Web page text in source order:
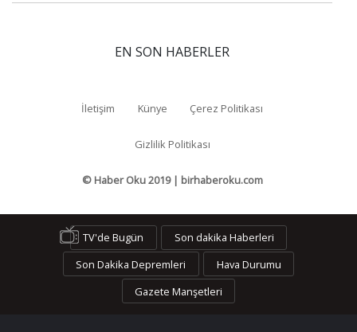
EN SON HABERLER
İletişim Künye Çerez Politikası
Gizlilik Politikası
© Haber Oku 2019 | birhaberoku.com
TV'de Bugün
Son dakika Haberleri
Son Dakika Depremleri
Hava Durumu
Gazete Manşetleri